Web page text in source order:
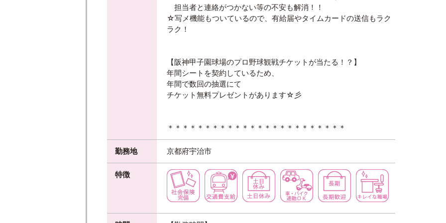
担当者と連絡がつかない等の不安も解消！！
☆写メ機能もついているので、有給届やタイムカードの送信もラク
ラク！
【阪神甲子園球場のプロ野球観戦チケットが当たる！？】
年間シートを契約しているため、
年間で数回の抽選にて
チケット無料プレゼントがあります☆彡
＊＊＊＊＊＊＊＊＊＊＊＊＊＊＊＊＊＊＊＊＊＊＊＊
勤務地 京都府宇治市
特徴 社会保険完備交通費支給土日休み 車・バイク通勤ＯＫ
長期歓迎